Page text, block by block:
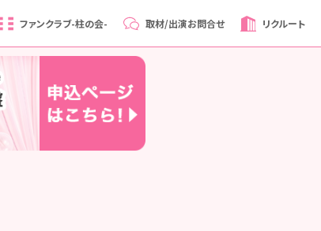
ファンクラブ-柱の会- 取材/出演お問合せ リクルート